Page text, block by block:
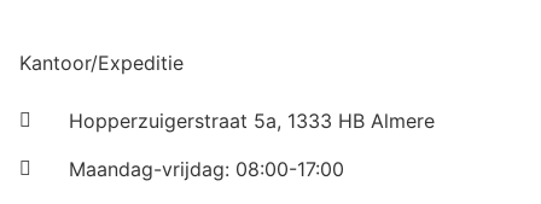
Kantoor/Expeditie
Hopperzuigerstraat 5a, 1333 HB Almere
Maandag-vrijdag: 08:00-17:00